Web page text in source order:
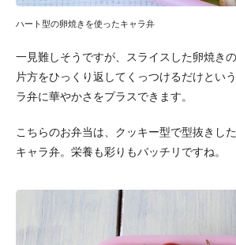
ハート型の卵焼きを使ったキャラ弁
一見難しそうですが、スライスした卵焼き
片方をひっくり返してくっつけるだけとい
ラ弁に華やかさをプラスできます。
こちらのお弁当は、クッキー型で型抜きし
キャラ弁。栄養も彩りもバッチリですね。